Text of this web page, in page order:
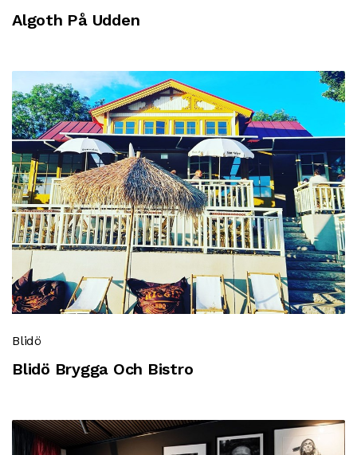
Algoth På Udden
Blidö
Blidö Brygga Och Bistro